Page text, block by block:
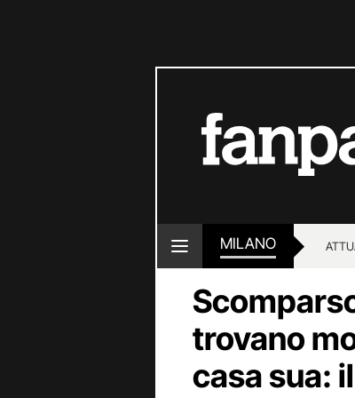
MILANO
trovano
casa sua: